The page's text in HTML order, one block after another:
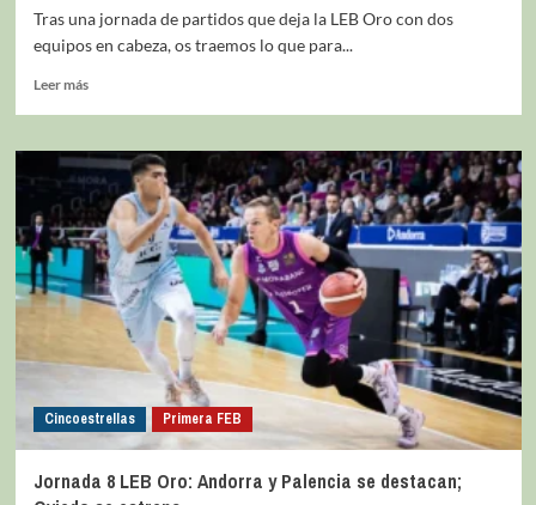
Tras una jornada de partidos que deja la LEB Oro con dos
equipos en cabeza, os traemos lo que para...
Leer más
Cincoestrellas Primera FEB
Jornada 8 LEB Oro: Andorra y Palencia se destacan;